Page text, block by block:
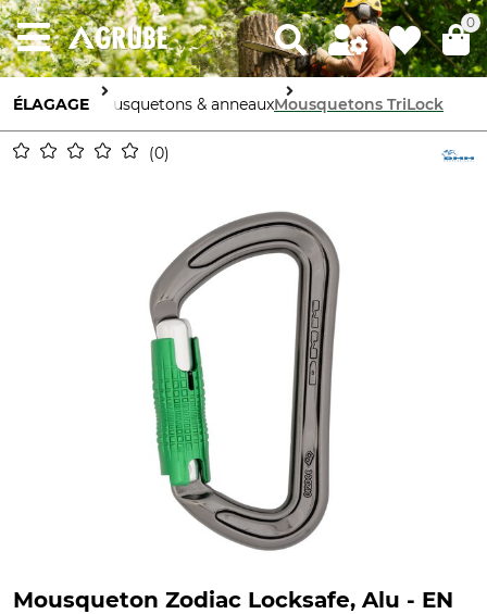
0
ÉLAGAGE Mousquetons & anneauxMousquetons TriLock
0
Mousqueton Zodiac Locksafe, Alu - EN